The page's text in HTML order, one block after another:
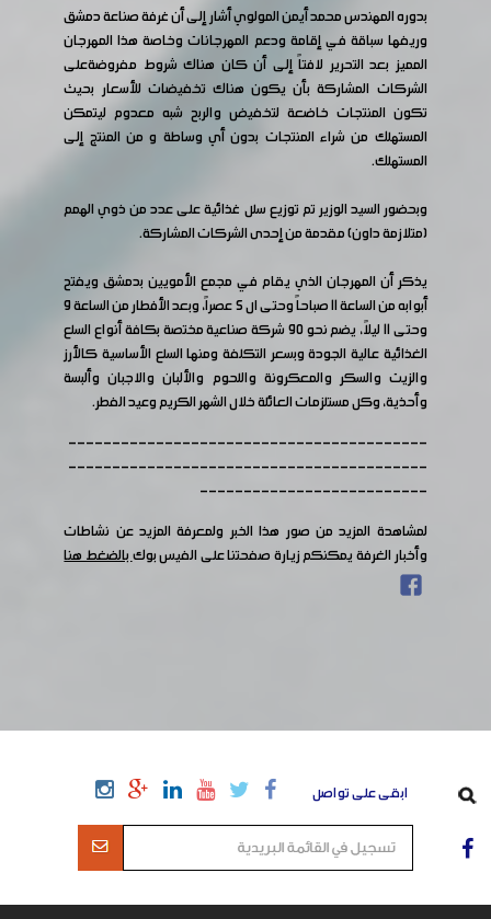
بدوره المهندس محمد أيمن المولوي أشار إلى أن غرفة صناعة دمشق
وريفها سباقة في إقامة ودعم المهرجانات وخاصة هذا المهرجان
المميز بعد التحرير لافتاً إلى أن كان هناك شروط مفروضةعلى
الشركات المشاركة بأن يكون هناك تخفيضات للأسعار بحيث
تكون المنتجات خاضعة لتخفيض والربح شبه معدوم ليتمكن
المستهلك من شراء المنتجات بدون أي وساطة و من المنتج إلى
المستهلك.
وبحضور السيد الوزير تم توزيع سلل غذائية على عدد من ذوي الهمم
(متلازمة داون) مقدمة من إحدى الشركات المشاركة.
يذكر أن المهرجان الذي يقام في مجمع الأمويين بدمشق ويفتح
أبوابه من الساعة 11 صباحاً وحتى ال 5 عصراً، وبعد الأفطار من الساعة 9
وحتى 11 ليلاً، يضم نحو 90 شركة صناعية مختصة بكافة أنواع السلع
الغذائية عالية الجودة وبسعر التكلفة ومنها السلع الأساسية كالأرز
والزيت والسكر والمعكرونة واللحوم والألبان والاجبان وألبسة
وأحذية، وكل مستلزمات العائلة خلال الشهر الكريم وعيد الفطر.
-----------------------------------------
-----------------------------------------
--------------------------
لمشاهدة المزيد من صور هذا الخبر ولمعرفة المزيد عن نشاطات
وأخبار الغرفة يمكنكم زيارة صفحتنا على الفيس بوكبالضغط هنا
ابقى على تواصل